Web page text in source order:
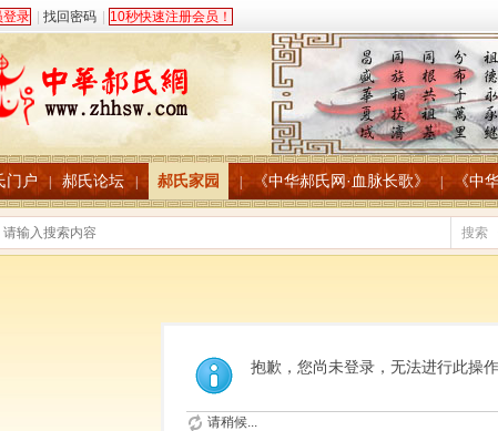
登录 找回密码 10秒快速注册会员！
门户 | 郝氏论坛 | 郝氏家园 《中华郝氏网·血脉长歌》 《中
搜索
抱歉，您尚未登录，无法进行此操作
请稍候...